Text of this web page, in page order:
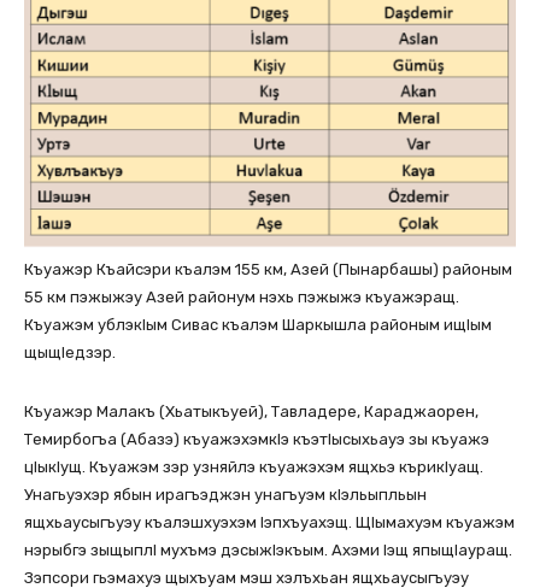
Къуажэр Къайсэри къалэм 155 км, Азей (Пынарбашы) районым
55 км пэжыжэу Азей районум нэхь пэжыжэ къуажэращ.
Къуажэм ублэкlым Сивас къалэм Шаркышла районым ищlым
щыщlедзэр.
Къуажэр Малакъ (Хьатыкъуей), Тавладере, Караджаорен,
Темирбогъа (Абазэ) къуажэхэмкlэ къэтlысыхьауэ зы къуажэ
цlыкlущ. Къуажэм зэр узняйлэ къуажэхэм ящхьэ кърикlуащ.
Унагьуэхэр ябын ирагъэджэн унагъуэм кlэльыпльын
ящхьаусыгъуэу къалэшхуэхэм lэпхъуахэщ. Щlымахуэм къуажэм
нэрыбгэ зыщыплl мухъмэ дэсыжlэкъым. Ахэми lэщ япыщlауращ.
Зэпсори гьэмахуэ щыхъуам мэш хэлъхьан ящхьаусыгъуэу